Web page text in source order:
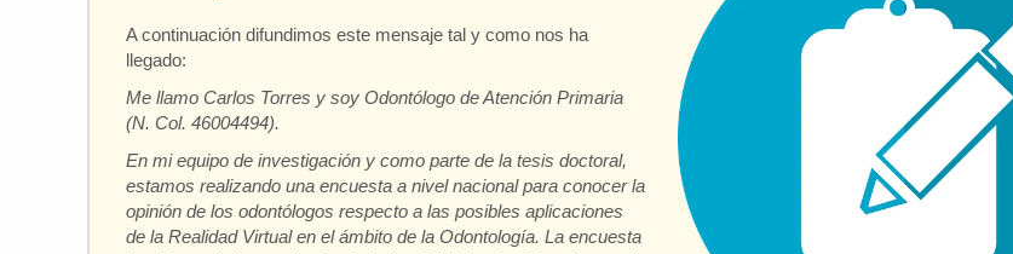
A continuación difundimos este mensaje tal y como nos ha
llegado:
Me llamo Carlos Torres y soy Odontólogo de Atención Primaria
(N. Col. 46004494).
En mi equipo de investigación y como parte de la tesis doctoral,
estamos realizando una encuesta a nivel nacional para conocer la
opinión de los odontólogos respecto a las posibles aplicaciones
de la Realidad Virtual en el ámbito de la Odontología. La encuesta